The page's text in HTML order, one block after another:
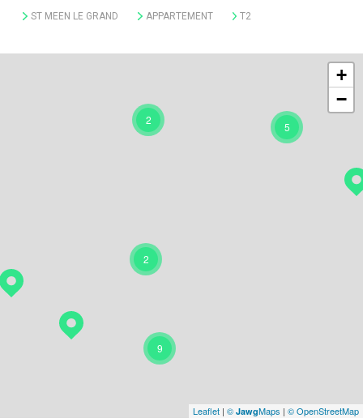
ST MEEN LE GRAND
APPARTEMENT T2
2
5
2
9
+
−
Leaflet | © JawgMaps | © OpenStreetMap